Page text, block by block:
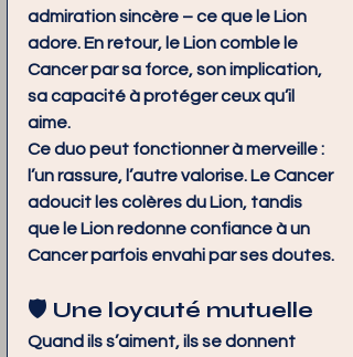
admiration sincère – ce que le Lion
adore. En retour, le Lion comble le
Cancer par sa force, son implication,
sa capacité à protéger ceux qu’il
aime.
Ce duo peut fonctionner à merveille :
l’un rassure, l’autre valorise. Le Cancer
adoucit les colères du Lion, tandis
que le Lion redonne confiance à un
Cancer parfois envahi par ses doutes.
🛡️ Une loyauté mutuelle
Quand ils s’aiment, ils se donnent